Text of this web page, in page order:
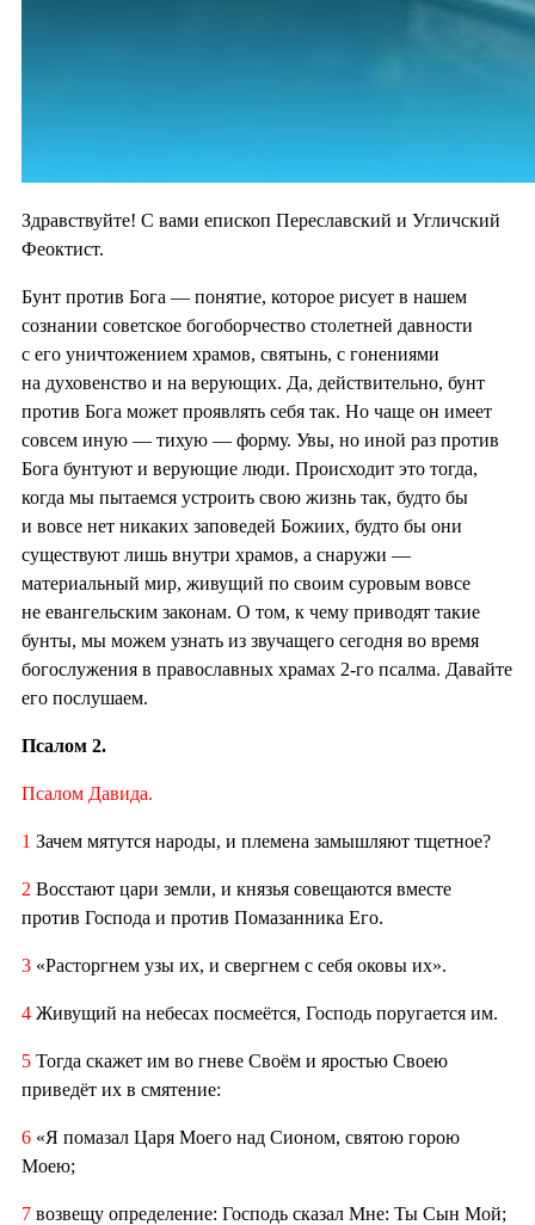
Здравствуйте! С вами епископ Переславский и Угличский
Феоктист.
Бунт против Бога — понятие, которое рисует в нашем
сознании советское богоборчество столетней давности
с его уничтожением храмов, святынь, с гонениями
на духовенство и на верующих. Да, действительно, бунт
против Бога может проявлять себя так. Но чаще он имеет
совсем иную — тихую — форму. Увы, но иной раз против
Бога бунтуют и верующие люди. Происходит это тогда,
когда мы пытаемся устроить свою жизнь так, будто бы
и вовсе нет никаких заповедей Божиих, будто бы они
существуют лишь внутри храмов, а снаружи —
материальный мир, живущий по своим суровым вовсе
не евангельским законам. О том, к чему приводят такие
бунты, мы можем узнать из звучащего сегодня во время
богослужения в православных храмах 2-го псалма. Давайте
его послушаем.
Псалом 2.
Псалом Давида.
1 Зачем мятутся народы, и племена замышляют тщетное?
2 Восстают цари земли, и князья совещаются вместе
против Господа и против Помазанника Его.
3 «Расторгнем узы их, и свергнем с себя оковы их».
4 Живущий на небесах посмеётся, Господь поругается им.
5 Тогда скажет им во гневе Своём и яростью Своею
приведёт их в смятение:
6 «Я помазал Царя Моего над Сионом, святою горою
Моею;
7 возвещу определение: Господь сказал Мне: Ты Сын Мой;